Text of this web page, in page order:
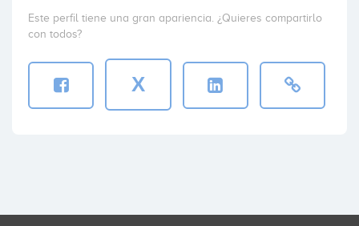
Este perfil tiene una gran apariencia. ¿Quieres compartirlo
con todos?
X